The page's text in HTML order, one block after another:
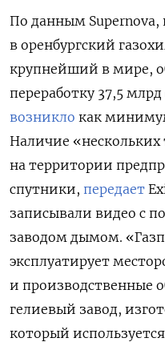
По данным
в оренбургский
крупнейший в мире,
переработку 37,5
возникло как
Наличие «нескольких
на территории
спутники, передает
записывали видео с
заводом дымом.
эксплуатирует
и производственные
гелиевый завод,
который